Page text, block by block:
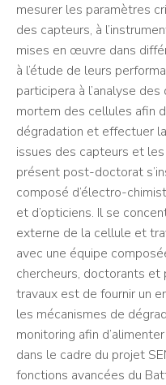
mesurer les paramètres
des capteurs, à
mises en œuvre dans
à l’étude de leurs
participera à l’analyse
mortem des cellules afin
dégradation et effectuer
issues des capteurs et
présent post-doctorat
composé d’électro-
et d’opticiens. Il se
externe de la cellule et
avec une équipe
chercheurs, doctorants et
travaux est de fournir un
les mécanismes de
monitoring afin
dans le cadre du projet
fonctions avancées du